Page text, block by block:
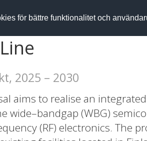
för bättre funktionalitet och
2025 – 2030
aims to realise an
wide–bandgap (WBG)
(RF) electronics. The